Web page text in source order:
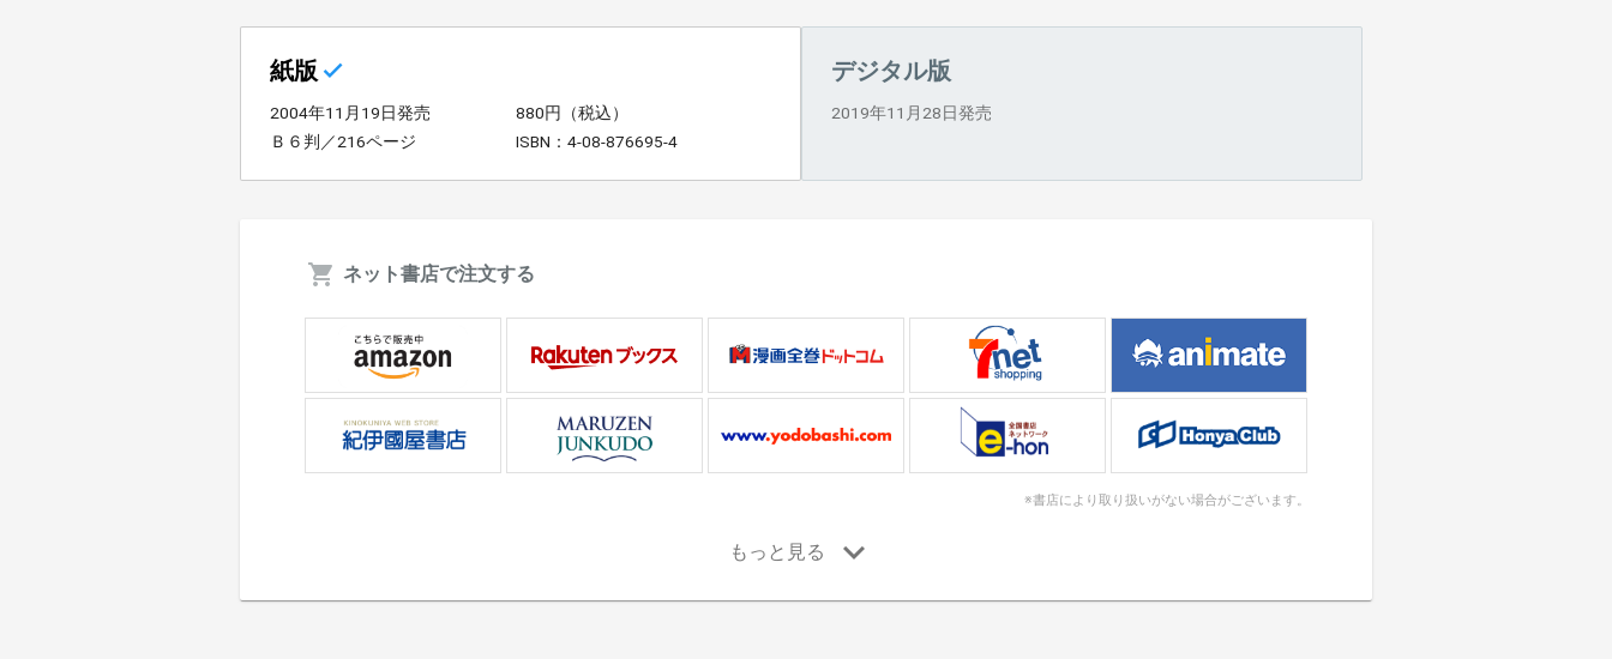
紙版
2004年11月19日発売
880円（税込）
Ｂ６判／216ページ
ISBN：4-08-876695-4
デジタル版
2019年11月28日発売
ネット書店で注文する
※書店により取り扱いがない場合がございます。